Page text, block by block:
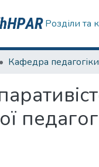
Розділи та